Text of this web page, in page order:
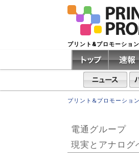
プリント&プロモーショ
プリント&プロモーション
電通グループ
現実とアナログ